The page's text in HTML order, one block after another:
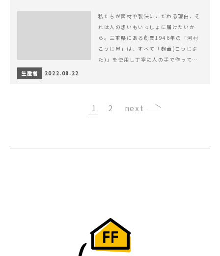
私たちが素材や製法にこだわる理由、そ
れは人の想いもいっしょに届けたいか
ら。三重県にある創業1946年の「河村
こうじ屋」は、すべて「麹蓋(こうじぶ
た)」を使用し丁寧に人の手で作ってい
生産者 2022.08.22
1 2 ›